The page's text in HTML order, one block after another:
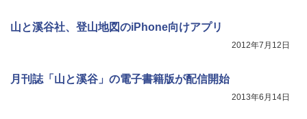
山と溪谷社、登山地図のiPhone向けアプリ
2012年7月12日
月刊誌「山と溪谷」の電子書籍版が配信開始
2013年6月14日